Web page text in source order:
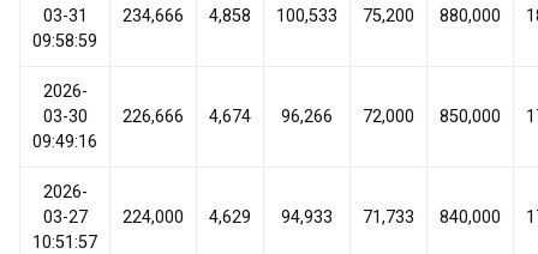
03-31
09:58:59
234,666 4,858 100,533 75,200 880,000
2026-
03-30
09:49:16
226,666 4,674 96,266 72,000 850,000
2026-
03-27
10:51:57
224,000 4,629 94,933 71,733 840,000